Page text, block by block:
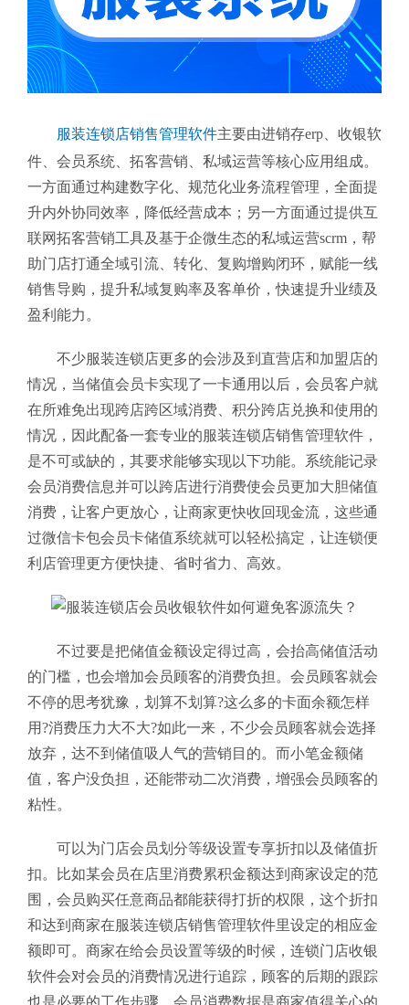
服装连锁店销售管理软件主要由进销存erp、收银软
件、会员系统、拓客营销、私域运营等核心应用组成。
一方面通过构建数字化、规范化业务流程管理，全面提
升内外协同效率，降低经营成本；另一方面通过提供互
联网拓客营销工具及基于企微生态的私域运营scrm，帮
助门店打通全域引流、转化、复购增购闭环，赋能一线
销售导购，提升私域复购率及客单价，快速提升业绩及
盈利能力。
不少服装连锁店更多的会涉及到直营店和加盟店的
情况，当储值会员卡实现了一卡通用以后，会员客户就
在所难免出现跨店跨区域消费、积分跨店兑换和使用的
情况，因此配备一套专业的服装连锁店销售管理软件 ，
是不可或缺的，其要求能够实现以下功能。 系统能记录
会员消费信息并可以跨店进行消费使会员更加大胆储值
消费，让客户更放心，让商家更快收回现金流，这些通
过微信卡包会员卡储值系统就可以轻松搞定，让连锁便
利店管理更方便快捷、省时省力、高效。
不过要是把储值金额设定得过高，会抬高储值活动
的门槛，也会增加会员顾客的消费负担。会员顾客就会
不停的思考犹豫，划算不划算?这么多的卡面余额怎样
用?消费压力大不大?如此一来，不少会员顾客就会选择
放弃，达不到储值吸人气的营销目的。而小笔金额储
值，客户没负担，还能带动二次消费，增强会员顾客的
粘性。
可以为门店会员划分等级设置专享折扣以及储值折
扣。比如某会员在店里消费累积金额达到商家设定的范
围，会员购买任意商品都能获得打折的权限，这个折扣
和达到商家在服装连锁店销售管理软件里设定的相应金
额即可。商家在给会员设置等级的时候，连锁门店收银
软件会对会员的消费情况进行追踪，顾客的后期的跟踪